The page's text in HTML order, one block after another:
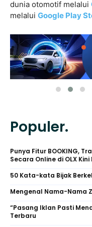
dunia otomotif melalui
melalui Google Play
Populer.
Punya Fitur BOOKING,
Secara Online di OLX
50 Kata-kata Bijak
Mengenal Nama-Nama
“Pasang Iklan Pasti
Terbaru